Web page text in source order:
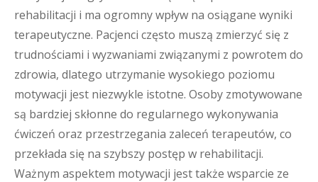
rehabilitacji i ma ogromny wpływ na osiągane wyniki
terapeutyczne. Pacjenci często muszą zmierzyć się z
trudnościami i wyzwaniami związanymi z powrotem do
zdrowia, dlatego utrzymanie wysokiego poziomu
motywacji jest niezwykle istotne. Osoby zmotywowane
są bardziej skłonne do regularnego wykonywania
ćwiczeń oraz przestrzegania zaleceń terapeutów, co
przekłada się na szybszy postęp w rehabilitacji.
Ważnym aspektem motywacji jest także wsparcie ze